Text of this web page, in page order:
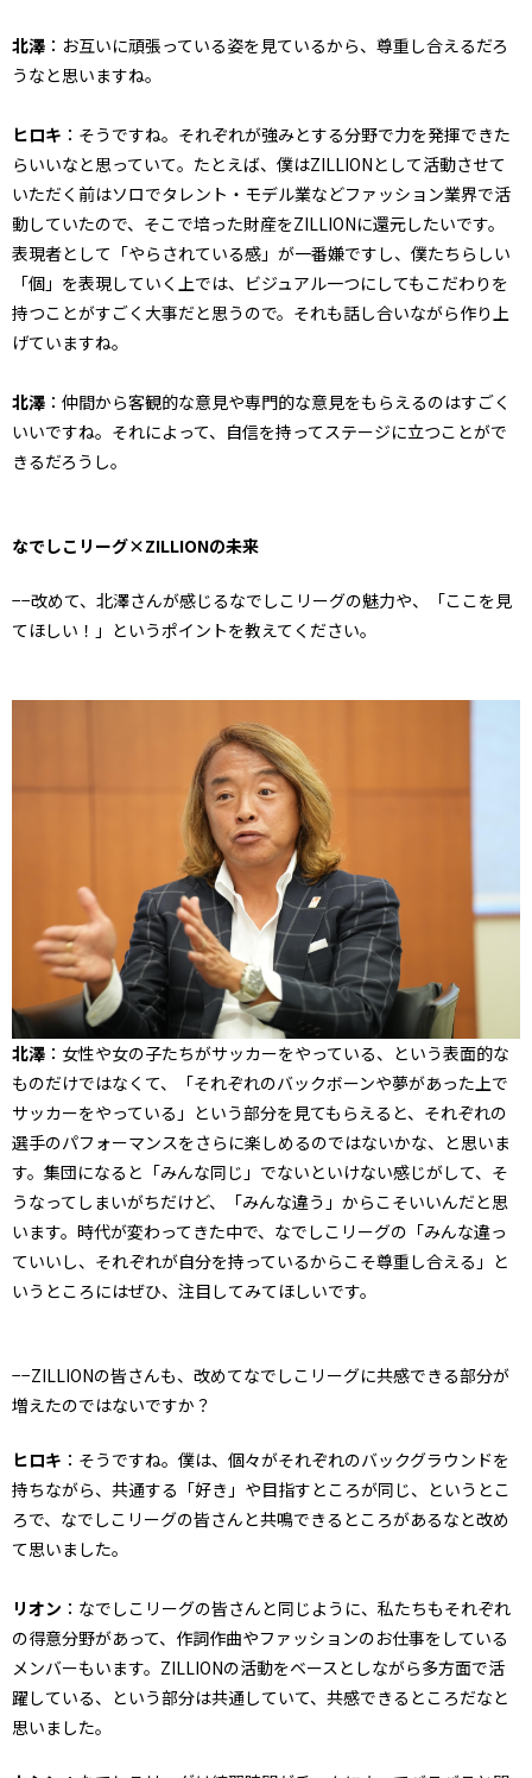
北澤 ：お互いに頑張っている姿を見ているから、尊重し合えるだろ
うなと思いますね。
ヒロキ ：そうですね。それぞれが強みとする分野で力を発揮できた
らいいなと思っていて。たとえば、僕はZILLIONとして活動させて
いただく前はソロでタレント・モデル業などファッション業界で活
動していたので、そこで培った財産をZILLIONに還元したいです。
表現者として「やらされている感」が一番嫌ですし、僕たちらしい
「個」を表現していく上では、ビジュアル一つにしてもこだわりを
持つことがすごく大事だと思うので。それも話し合いながら作り上
げていますね。
北澤 ：仲間から客観的な意見や専門的な意見をもらえるのはすごく
いいですね。それによって、自信を持ってステージに立つことがで
きるだろうし。
なでしこリーグ×ZILLIONの未来
−−改めて、北澤さんが感じるなでしこリーグの魅力や、「ここを見
てほしい！」というポイントを教えてください。
北澤 ：女性や女の子たちがサッカーをやっている、という表面的な
ものだけではなくて、「それぞれのバックボーンや夢があった上で
サッカーをやっている」という部分を見てもらえると、それぞれの
選手のパフォーマンスをさらに楽しめるのではないかな、と思いま
す。集団になると「みんな同じ」でないといけない感じがして、そ
うなってしまいがちだけど、「みんな違う」からこそいいんだと思
います。時代が変わってきた中で、なでしこリーグの「みんな違っ
ていいし、それぞれが自分を持っているからこそ尊重し合える」と
いうところにはぜひ、注目してみてほしいです。
−−ZILLIONの皆さんも、改めてなでしこリーグに共感できる部分が
増えたのではないですか？
ヒロキ ：そうですね。僕は、個々がそれぞれのバックグラウンドを
持ちながら、共通する「好き」や目指すところが同じ、というとこ
ろで、なでしこリーグの皆さんと共鳴できるところがあるなと改め
て思いました。
リオン ：なでしこリーグの皆さんと同じように、私たちもそれぞれ
の得意分野があって、作詞作曲やファッションのお仕事をしている
メンバーもいます。ZILLIONの活動をベースとしながら多方面で活
躍している、という部分は共通していて、共感できるところだなと
思いました。